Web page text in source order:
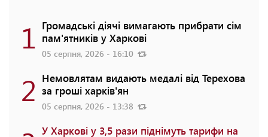
1 Громадські діячі вимагають прибрати сім
пам'ятників у Харкові
05 серпня, 2026 - 16:10
2 Немовлятам видають медалі від Терехова
за гроші харків'ян
05 серпня, 2026 - 13:38
У Харкові у 3,5 рази піднімуть тарифи на